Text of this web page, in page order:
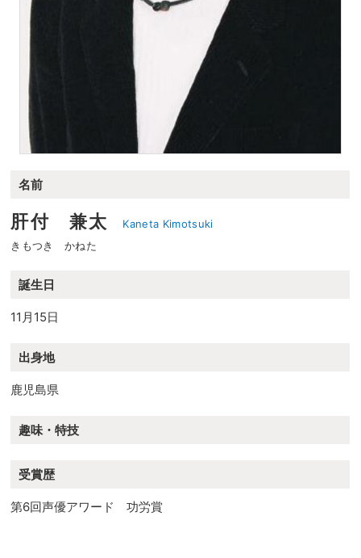
名前
肝付 兼太
Kaneta Kimotsuki
きもつき かねた
誕生日
11月15日
出身地
鹿児島県
趣味・特技
受賞歴
第6回声優アワード 功労賞